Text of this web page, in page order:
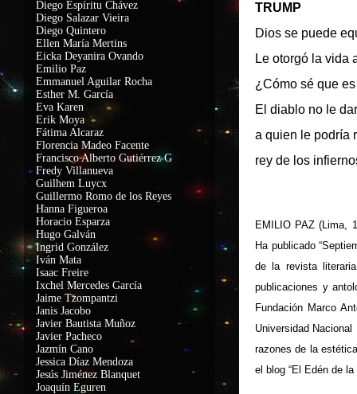
TRUMP
Dios se puede
Le otorgó la vida
¿Cómo sé que
El diablo no le
a quien le podría
rey de los
EMILIO PAZ (Lima,
Ha publicado
de la revista
publicaciones y
Fundación Marco
Universidad
razones de la
el blog “El Edén de
Diego Espíritu Chávez
Diego Salazar Vieira
Diego Quintero
Ellen María Mertins
Eicka Deyanira Ovando
Emilio Paz
Emmanuel Aguilar Rocha
Esther M. García
Eva Karen
Erik Moya
Fátima Alcaraz
Florencia Madeo Facente
Francisco Alberto Gutiérrez G
Fredy Villanueva
Guilhem Luycx
Guillermo Romo de los Reyes
Hanna Figueroa
Horacio Esparza
Hugo Galván
Ingrid González
Iván Mata
Isaac Freire
Ixchel Mercedes García
Jaime Tzompantzi
Janis Jacobo
Javier Bautista Muñoz
Javier Pacheco
Jazmín Cano
Jessica Díaz Mendoza
Jesús Jiménez Blanquet
Joaquín Eguren